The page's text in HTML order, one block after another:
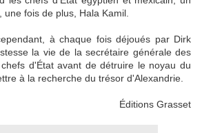
fois de plus, Hala Kamil.
à chaque fois déjoués par Dirk
la vie de la secrétaire générale des
d'État avant de détruire le noyau du
à la recherche du trésor d'Alexandrie.
Éditions Grasset